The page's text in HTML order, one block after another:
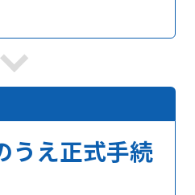
うえ正式手続
For
foreigners
Central